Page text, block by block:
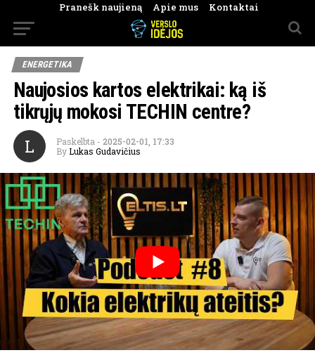
Pranešk naujieną Apie mus Kontaktai
ENERGETIKA
Naujosios kartos elektrikai: ką iš
tikrųjų mokosi TECHIN centre?
L Paskelbta - 2025-02-01, 17:33
By Lukas Gudavičius